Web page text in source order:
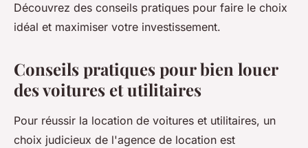
Découvrez des conseils pratiques pour faire le choix
idéal et maximiser votre investissement.
Conseils pratiques pour bien louer
des voitures et utilitaires
Pour réussir la location de voitures et utilitaires, un
choix judicieux de l'agence de location est